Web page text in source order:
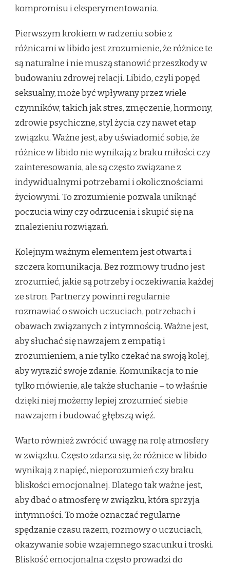
kompromisu i eksperymentowania.
Pierwszym krokiem w radzeniu sobie z
różnicami w libido jest zrozumienie, że różnice te
są naturalne i nie muszą stanowić przeszkody w
budowaniu zdrowej relacji. Libido, czyli popęd
seksualny, może być wpływany przez wiele
czynników, takich jak stres, zmęczenie, hormony,
zdrowie psychiczne, styl życia czy nawet etap
związku. Ważne jest, aby uświadomić sobie, że
różnice w libido nie wynikają z braku miłości czy
zainteresowania, ale są często związane z
indywidualnymi potrzebami i okolicznościami
życiowymi. To zrozumienie pozwala uniknąć
poczucia winy czy odrzucenia i skupić się na
znalezieniu rozwiązań.
Kolejnym ważnym elementem jest otwarta i
szczera komunikacja. Bez rozmowy trudno jest
zrozumieć, jakie są potrzeby i oczekiwania każdej
ze stron. Partnerzy powinni regularnie
rozmawiać o swoich uczuciach, potrzebach i
obawach związanych z intymnością. Ważne jest,
aby słuchać się nawzajem z empatią i
zrozumieniem, a nie tylko czekać na swoją kolej,
aby wyrazić swoje zdanie. Komunikacja to nie
tylko mówienie, ale także słuchanie – to właśnie
dzięki niej możemy lepiej zrozumieć siebie
nawzajem i budować głębszą więź.
Warto również zwrócić uwagę na rolę atmosfery
w związku. Często zdarza się, że różnice w libido
wynikają z napięć, nieporozumień czy braku
bliskości emocjonalnej. Dlatego tak ważne jest,
aby dbać o atmosferę w związku, która sprzyja
intymności. To może oznaczać regularne
spędzanie czasu razem, rozmowy o uczuciach,
okazywanie sobie wzajemnego szacunku i troski.
Bliskość emocjonalna często prowadzi do